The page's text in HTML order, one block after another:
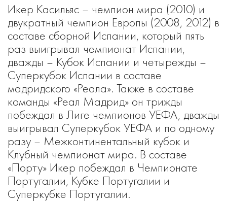
Икер Касильяс – чемпион мира (2010) и
двукратный чемпион Европы (2008, 2012) в
составе сборной Испании, который пять
раз выигрывал чемпионат Испании,
дважды – Кубок Испании и четырежды –
Суперкубок Испании в составе
мадридского «Реала». Также в составе
команды «Реал Мадрид» он трижды
побеждал в Лиге чемпионов УЕФА, дважды
выигрывал Суперкубок УЕФА и по одному
разу – Межконтинентальный кубок и
Клубный чемпионат мира. В составе
«Порту» Икер побеждал в Чемпионате
Португалии, Кубке Португалии и
Суперкубке Португалии.